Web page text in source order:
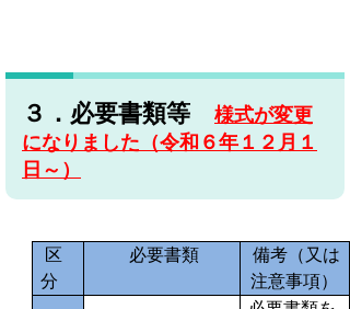
３．必要書類等
様式が変更
になりました（令和６年１２ 月１
日～）
区
分
必要書類
備考（又は
注意事項）